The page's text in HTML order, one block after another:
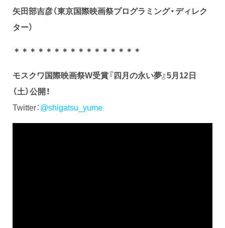
矢田部吉彦（東京国際映画祭プログラミング・ディレク
ター）
＊＊＊＊＊＊＊＊＊＊＊＊＊＊＊＊
モスクワ国際映画祭W受賞『四月の永い夢』5月12日
（土）公開！
Twitter：@shigatsu_yume